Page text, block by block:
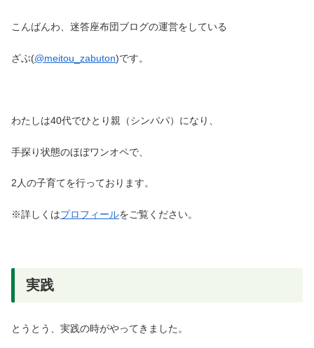
こんばんわ、迷答座布団ブログの運営をしている
ざぶ(@meitou_zabuton)です。
わたしは40代でひとり親（シンパパ）になり、
手探り状態のほぼワンオペで、
2人の子育てを行っております。
※詳しくはプロフィールをご覧ください。
実践
とうとう、実践の時がやってきました。